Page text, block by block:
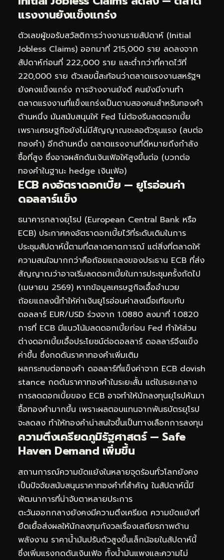
แรงงานยังแข็งแกร่ง
ตัวเลขผู้ขอรับสวัสดิการว่างงานรายสัปดาห์ (Initial
Jobless Claims) ออกมาที่ 215,000 ราย ลดลงจาก
สัปดาห์ก่อนที่ 222,000 ราย และต่ำกว่าที่คาดไว้ที่
220,000 ราย ตัวเลขนี้สะท้อนว่าตลาดแรงงานสหรัฐฯ
ยังคงแข็งแกร่ง การจ้างงานยังดี คนยังมีงานทำ
ตลาดแรงงานที่แข็งแกร่งเป็นดาบสองคมสำหรับทองคำ
ด้านหนึ่ง มันสนับสนุนให้ Fed ไม่ต้องรีบลดดอกเบี้ย
เพราะเศรษฐกิจยังไม่มีสัญญาณชะลอตัวรุนแรง (ลบต่อ
ทองคำ) อีกด้านหนึ่ง ตลาดแรงงานที่ดีหมายถึงกำลัง
ซื้อที่สูง ซึ่งอาจผลักดันเงินเฟ้อให้สูงขึ้นต่อ (บวกต่อ
ทองคำในฐานะ hedge เงินเฟ้อ)
ECB คงอัตราดอกเบี้ย — ยูโรอ่อนค่า
ดอลลาร์แข็ง
ธนาคารกลางยุโรป (European Central Bank หรือ
ECB) ประกาศคงอัตราดอกเบี้ยไว้ที่ระดับเดิมในการ
ประชุมสัปดาห์นี้ตามที่ตลาดคาดการณ์ แต่สิ่งที่ตลาดให้
ความสนใจมากกว่าคือถ้อยแถลงของประธาน ECB ที่ส่ง
สัญญาณว่าอาจเริ่มลดดอกเบี้ยในการประชุมครั้งถัดไป
(เมษายน 2569) หากข้อมูลเศรษฐกิจเอื้ออำนวย
ถ้อยแถลงนี้ทำให้ค่าเงินยูโรอ่อนค่าลงเมื่อเทียบกับ
ดอลลาร์ EUR/USD ร่วงจาก 1.0880 ลงมาที่ 1.0820
การที่ ECB มีแนวโน้มลดดอกเบี้ยก่อน Fed ทำให้ส่วน
ต่างดอกเบี้ยเอื้อประโยชน์ต่อดอลลาร์ ดอลลาร์จึงแข็ง
ค่าขึ้น ซึ่งกดดันราคาทองคำเพิ่มเติม
ผลกระทบต่อทองคำ ดอลลาร์ที่แข็งค่าจาก ECB dovish
stance กดดันราคาทองคำในระยะสั้น แต่ในระยะกลาง
การลดดอกเบี้ยของ ECB อาจทำให้นักลงทุนยุโรปหันมา
ซื้อทองคำมากขึ้น เพราะผลตอบแทนจากพันธบัตรยุโรป
จะลดลง ทำให้ทองคำน่าสนใจขึ้นเป็นทางเลือกการลงทุน
ความตึงเครียดภูมิรัฐศาสตร์ — Safe
Haven Demand เพิ่มขึ้น
สถานการณ์ความขัดแย้งในหลายจุดร้อนทั่วโลกยังคง
เป็นปัจจัยสนับสนุนราคาทองคำที่สำคัญ ในสัปดาห์นี้มี
พัฒนาการที่น่าจับตาหลายประการ
ตะวันออกกลางยังคงมีความตึงเครียด ความขัดแย้งที่
ยืดเยื้อส่งผลให้นักลงทุนกังวลเรื่องเสถียรภาพด้าน
พลังงาน ราคาน้ำมันปรับตัวสูงขึ้นเล็กน้อยในสัปดาห์นี้
ซึ่งเพิ่มแรงกดดันเงินเฟ้อ ทั้งน้ำมันแพงและความไม่